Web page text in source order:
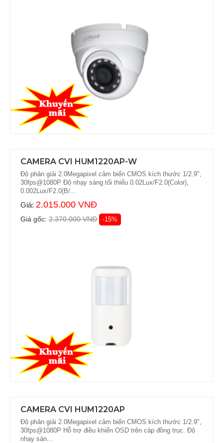
CAMERA CVI HUM1220AP-W
Độ phân giải 2.0Megapixel cảm biến CMOS kích thước 1/2.9",
30fps@1080P Độ nhạy sáng tối thiểu 0.02Lux/F2.0(Color),
0.002Lux/F2.0(B/...
Giá: 2.015.000 VNĐ
Giá gốc: 2.370.000 VNĐ -15%
CAMERA CVI HUM1220AP
Độ phân giải 2.0Megapixel cảm biến CMOS kích thước 1/2.9",
30fps@1080P Hỗ trợ điều khiển OSD trên cáp đồng trục. Độ
nhạy sán...